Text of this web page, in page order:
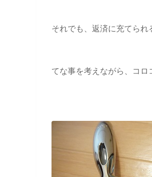
それでも、返済に充てら
てな事を考えながら、コロ